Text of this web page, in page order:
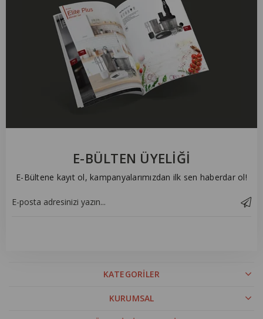
E-BÜLTEN ÜYELİĞİ
E-Bültene kayıt ol, kampanyalarımızdan ilk sen haberdar ol!
KATEGORİLER
KURUMSAL